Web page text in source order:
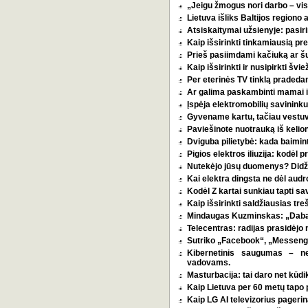
„Jeigu žmogus nori darbo –
Lietuva išliks Baltijos regiono
Atsiskaitymai užsienyje:
Kaip išsirinkti tinkamiausią
Prieš pasiimdami kačiuką ar
Kaip išsirinkti ir nusipirkti
Per eterinės TV tinklą
Ar galima paskambinti mamai
Įspėja elektromobilių
Gyvename kartu, tačiau
Paviešinote nuotrauką iš
Dviguba pilietybė: kada
Pigios elektros iliuzija: kodėl
Nutekėjo jūsų duomenys?
Kai elektra dingsta ne dėl
Kodėl Z kartai sunkiau tapti
Kaip išsirinkti saldžiausias
Mindaugas Kuzminskas:
Telecentras: radijas prasidėjo
Sutriko „Facebook“,
Kibernetinis saugumas –
vadovams.
Masturbacija: tai daro net
Kaip Lietuva per 60 metų
Kaip LG AI televizorius